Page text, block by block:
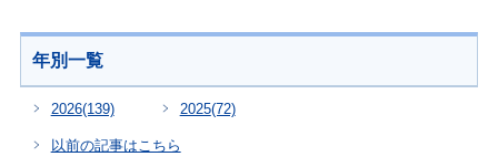
年別一覧
2026(139) 2025(72)
以前の記事はこちら